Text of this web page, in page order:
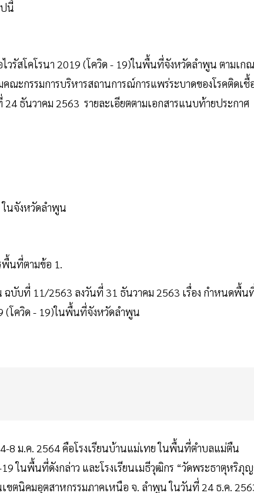
นี้
รัสโคโรนา 2019 (โควิด - 19)ในพื้นที่จังหวัดลำพูน ตามเก
ะกรรมการบริหารสถานการณ์การแพร่ระบาดของโรคติดเชื้
ธันวาคม 2563 รายละเอียตตามเอกสารแนบท้ายประกาศ
นจังหวัดลำพูน
พื้นที่ตามข้อ 1.
ฉบับที่ 11/2563 ลงวันที่ 31 ธันวาคม 2563 เรื่อง กำหนดพื้น
(โควิด - 19)ในพื้นที่จังหวัดลำพูน
8 ม.ค. 2564 คือโรงเรียนบ้านแม่เทย ในพื้นที่ตำบลแม่ตืน
ในพื้นที่ดังกล่าว และโรงเรียนเมธีวุฒิกร “วัดพระธาตุหริภุ
ขตนิคมอุตสาหกรรมภาคเหนือ จ. ลำพูน ในวันที่ 24 ธ.ค.